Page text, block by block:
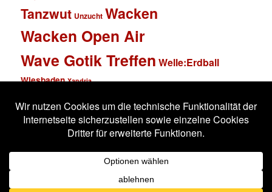
Tanzwut Unzucht Wacken
Wacken Open Air
Wave Gotik Treffen Welle:Erdball
Wiesbaden Xandria
Impressum
Stolz präsentiert von WordPress